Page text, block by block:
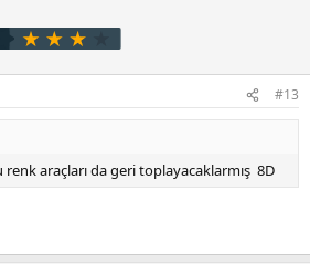
#13
renk araçları da geri toplayacaklarmış 8D